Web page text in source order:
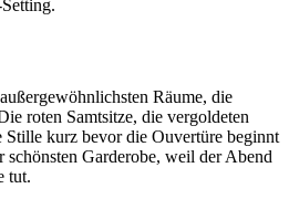
Räume, die
roten Samtsitze, die vergoldeten
Stille kurz bevor die Ouvertüre beginnt
Garderobe, weil der Abend
tut.